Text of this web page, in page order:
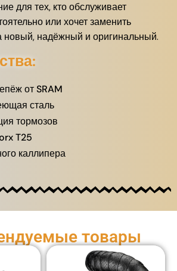
для тех, кто обслуживает
или хочет заменить
новый, надёжный и оригинальный.
от SRAM
сталь
тормозов
T25
каллипера
товары